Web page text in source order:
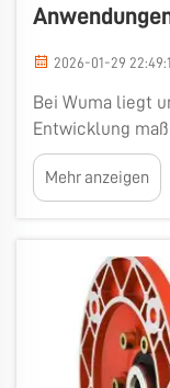
2026-01-29
Bei Wuma liegt
Entwicklung
speziell für
konfiguriert
dadurch aus,
unterschiedlich,...
Mehr anzeigen